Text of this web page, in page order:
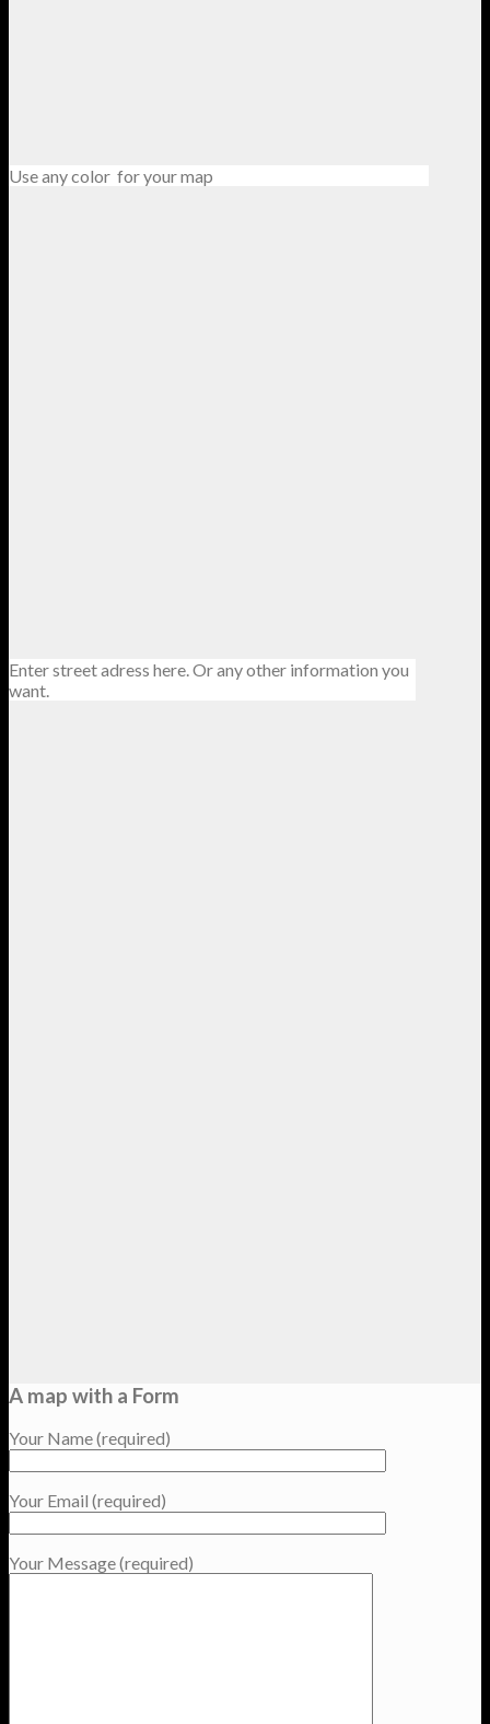
Use any color for your map
Enter street adress here. Or any other information you
want.
A map with a Form
Your Name (required)
Your Email (required)
Your Message (required)